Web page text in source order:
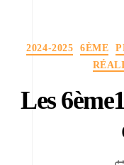
2024-2025 6ÈME
Les